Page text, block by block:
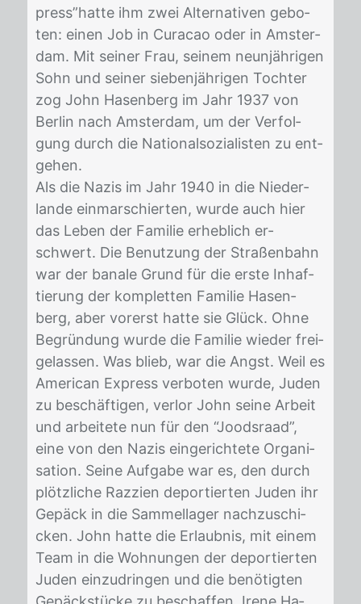
press”hat­te ihm zwei Al­ter­na­ti­ven ge­bo­
ten: ei­nen Job in Cu­ra­cao oder in Ams­ter­
dam. Mit sei­ner Frau, sei­nem neun­jäh­ri­gen
Sohn und sei­ner sie­ben­jäh­ri­gen Toch­ter
zog John Ha­sen­berg im Jahr 1937 von
Ber­lin nach Ams­ter­dam, um der Ver­fol­
gung durch die Na­tio­nal­so­zia­lis­ten zu ent­
ge­hen.
Als die Na­zis im Jahr 1940 in die Nie­der­
lan­de ein­mar­schier­ten, wur­de auch hier
das Le­ben der Fa­mi­lie er­heb­lich er­
schwert. Die Be­nut­zung der Stra­ßen­bahn
war der ba­na­le Grund für die ers­te In­haf­
tie­rung der kom­plet­ten Fa­mi­lie Ha­sen­
berg, aber vor­erst hat­te sie Glück. Ohne
Be­grün­dung wur­de die Fa­mi­lie wie­der frei­
ge­las­sen. Was blieb, war die Angst. Weil es
Ame­ri­can Ex­press ver­bo­ten wur­de, Ju­den
zu be­schäf­ti­gen, ver­lor John sei­ne Ar­beit
und ar­bei­te­te nun für den “Joods­raad”,
eine von den Na­zis ein­ge­rich­te­te Or­ga­ni­
sa­ti­on. Sei­ne Auf­ga­be war es, den durch
plötz­li­che Raz­zi­en de­por­tier­ten Ju­den ihr
Ge­päck in die Sam­mel­la­ger nach­zu­schi­
cken. John hat­te die Er­laub­nis, mit ei­nem
Team in die Woh­nun­gen der de­por­tier­ten
Ju­den ein­zu­drin­gen und die be­nö­tig­ten